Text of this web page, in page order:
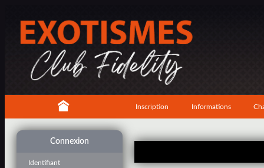
Inscription Informations
Connexion
Identifiant